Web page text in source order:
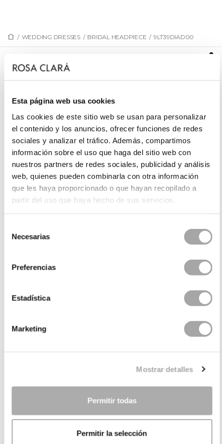
Esta página web usa cookies
Las cookies de este sitio web se usan para personalizar
el contenido y los anuncios, ofrecer funciones de redes
sociales y analizar el tráfico. Además, compartimos
información sobre el uso que haga del sitio web con
nuestros partners de redes sociales, publicidad y análisis
web, quienes pueden combinarla con otra información
que les haya proporcionado o que hayan recopilado a
partir del uso que haya hecho de sus servicios.
Necesarias
Preferencias
Estadística
Marketing
Mostrar detalles
Permitir todas
Permitir la selección
/ WEDDING DRESSES / BRIDAL HEADPIECE / 9LT39DIAD00
9LT39DIAD00
beadwork.Dreamy MB Accessories outfit.
REQUEST AN APPOINTMENT
NEED SOME HELP?
COMPANY